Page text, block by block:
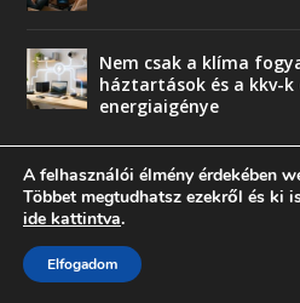
Nem csak a klíma
háztartások és a kkv-
energiaigénye
Trend
Üzlet
A felhasználói élmény érdekében
Többet megtudhatsz ezekről és ki
ide kattintva.
Elfogadom